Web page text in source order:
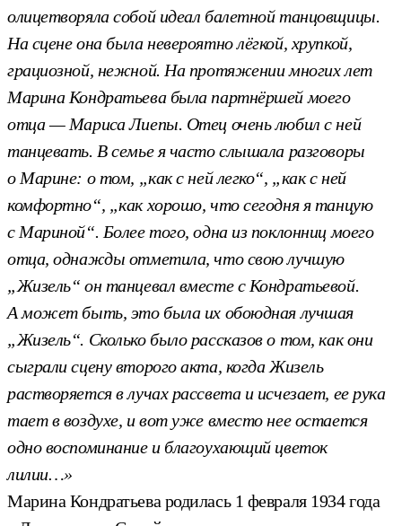
олицетворяла собой идеал балетной танцовщицы.
На сцене она была невероятно лёгкой, хрупкой,
грациозной, нежной. На протяжении многих лет
Марина Кондратьева была партнёршей моего
отца — Мариса Лиепы. Отец очень любил с ней
танцевать. В семье я часто слышала разговоры
о Марине: о том, „как с ней легко“, „как с ней
комфортно“, „как хорошо, что сегодня я танцую
с Мариной“. Более того, одна из поклонниц моего
отца, однажды отметила, что свою лучшую
„Жизель“ он танцевал вместе с Кондратьевой.
А может быть, это была их обоюдная лучшая
„Жизель“. Сколько было рассказов о том, как они
сыграли сцену второго акта, когда Жизель
растворяется в лучах рассвета и исчезает, ее рука
тает в воздухе, и вот уже вместо нее остается
одно воспоминание и благоухающий цветок
лилии…»
Марина Кондратьева родилась 1 февраля 1934 года